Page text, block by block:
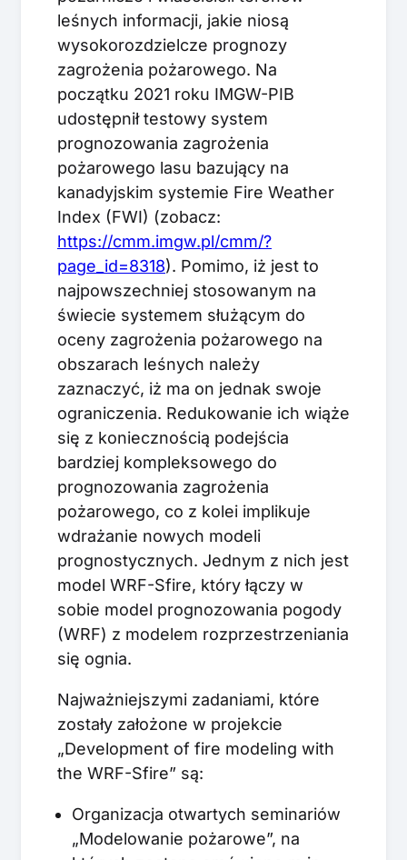
leśnych informacji, jakie niosą
wysokorozdzielcze prognozy
zagrożenia pożarowego. Na
początku 2021 roku IMGW-PIB
udostępnił testowy system
prognozowania zagrożenia
pożarowego lasu bazujący na
kanadyjskim systemie Fire Weather
Index (FWI) (zobacz:
https://cmm.imgw.pl/cmm/?
page_id=8318). Pomimo, iż jest to
najpowszechniej stosowanym na
świecie systemem służącym do
oceny zagrożenia pożarowego na
obszarach leśnych należy
zaznaczyć, iż ma on jednak swoje
ograniczenia. Redukowanie ich wiąże
się z koniecznością podejścia
bardziej kompleksowego do
prognozowania zagrożenia
pożarowego, co z kolei implikuje
wdrażanie nowych modeli
prognostycznych. Jednym z nich jest
model WRF-Sfire, który łączy w
sobie model prognozowania pogody
(WRF) z modelem rozprzestrzeniania
się ognia.
Najważniejszymi zadaniami, które
zostały założone w projekcie
„Development of fire modeling with
the WRF-Sfire” są:
Organizacja otwartych seminariów
„Modelowanie pożarowe”, na